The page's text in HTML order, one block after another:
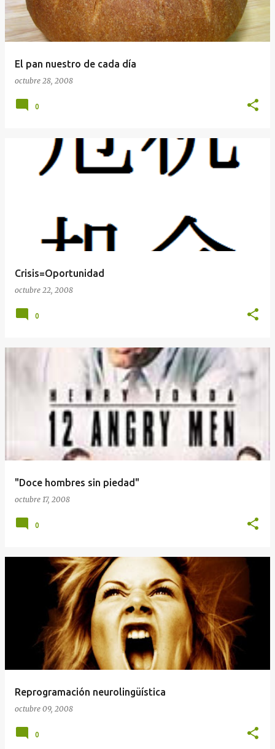
El pan nuestro de cada día
octubre 28, 2008
0
Crisis=Oportunidad
octubre 22, 2008
0
"Doce hombres sin piedad"
octubre 17, 2008
0
Reprogramación neurolingüística
octubre 09, 2008
0